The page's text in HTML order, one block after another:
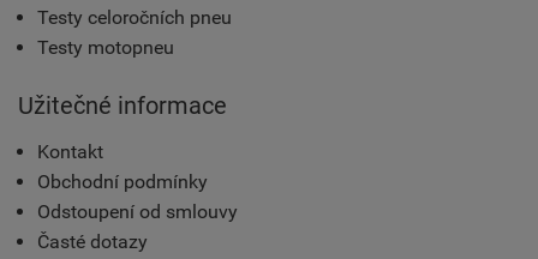
Testy celoročních pneu
Testy motopneu
Užitečné informace
Kontakt
Obchodní podmínky
Odstoupení od smlouvy
Časté dotazy